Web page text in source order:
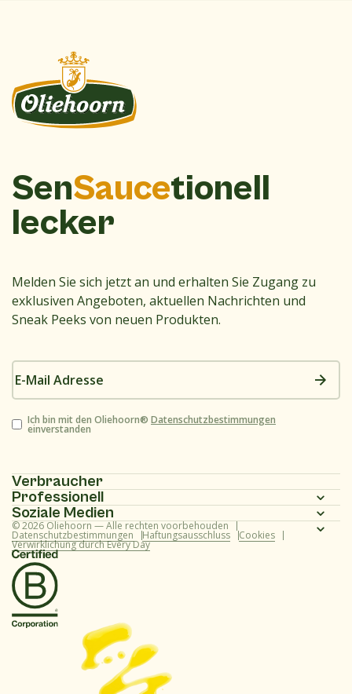
SenSaucetionell
lecker
Melden Sie sich jetzt an und erhalten Sie Zugang zu
exklusiven Angeboten, aktuellen Nachrichten und
Sneak Peeks von neuen Produkten.
E-
Mail
Zustimmung
Ich bin mit den Oliehoorn® Datenschutzbestimmungen
einverstanden
Verbraucher
Homepage
Produktpalette
Rezepte
Über uns
Häufig gestellte Fragen (Verbraucher)
Professionell
Homepage
Produktpalette
Rezepte
Über uns
Häufig gestellte Fragen (professionell)
Soziale Medien
Instagram
Facebook
Youtube
TikTok
LinkedIn
© 2026 Oliehoorn — Alle rechten voorbehouden
Datenschutzbestimmungen Haftungsausschluss Cookies
Verwirklichung durch Every Day